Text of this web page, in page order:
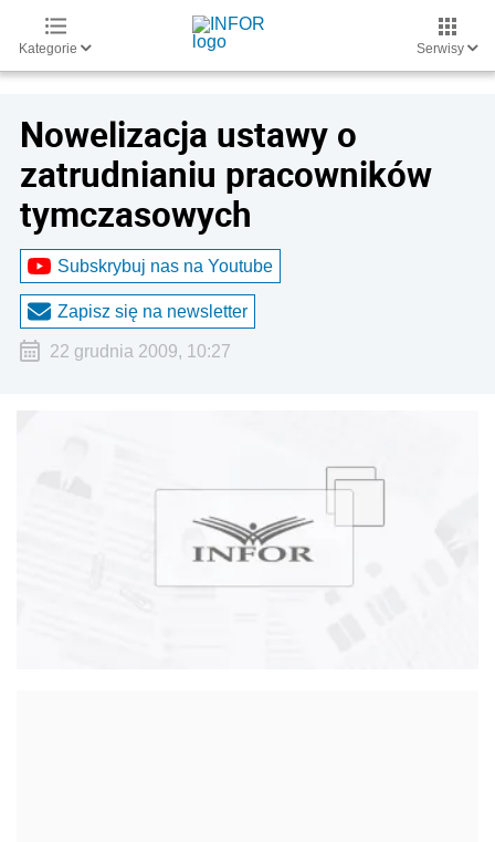
Kategorie Serwisy
Nowelizacja ustawy o
zatrudnianiu pracowników
tymczasowych
Subskrybuj nas na Youtube
Zapisz się na newsletter
22 grudnia 2009, 10:27